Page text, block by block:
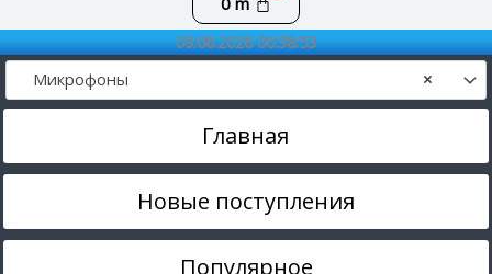
09.08.2026 00:38:53
×
Микрофоны
Главная
Новые поступления
Популярное